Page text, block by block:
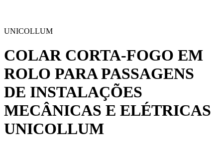
UNICOLLUM
COLAR CORTA-FOGO EM
ROLO PARA PASSAGENS
DE INSTALAÇÕES
MECÂNICAS E ELÉTRICAS
UNICOLLUM